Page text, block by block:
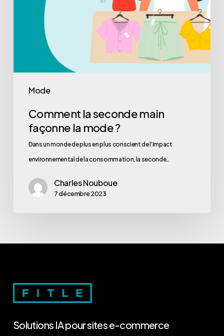
Mode
Comment la seconde main
façonne la mode ?
Dans un monde de plus en plus conscient de l'impact
environnemental de la consommation, la seconde…
Charles Nouboue
7 décembre 2023
Solutions IApoursitese-commerce